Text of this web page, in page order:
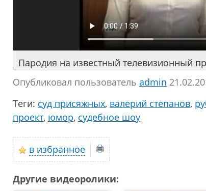
Пародия на известный телевизионный
Опубликовал пользователь аdmin
Теги: суд присяжных, валерий степанов,
проект, юмор, судебное шоу
в избранное
Другие видеоролики: